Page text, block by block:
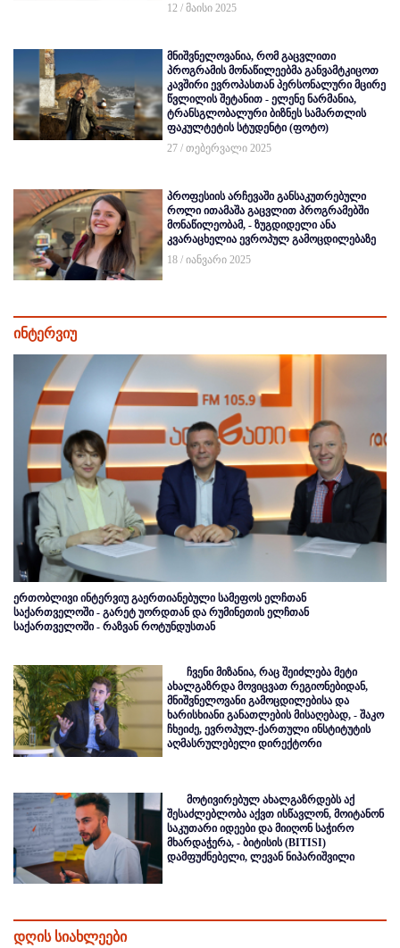
12 / მაისი 2025
მნიშვნელოვანია, რომ გაცვლითი
პროგრამის მონაწილეებმა განვამტკიცოთ
კავშირი ევროპასთან პერსონალური მცირე
წვლილის შეტანით - ელენე ნარმანია,
ტრანსგლობალური ბიზნეს სამართლის
ფაკულტეტის სტუდენტი (ფოტო)
27 / თებერვალი 2025
პროფესიის არჩევაში განსაკუთრებული
როლი ითამაშა გაცვლით პროგრამებში
მონაწილეობამ, - ზუგდიდელი ანა
კვარაცხელია ევროპულ გამოცდილებაზე
18 / იანვარი 2025
ინტერვიუ
ერთობლივი ინტერვიუ გაერთიანებული სამეფოს ელჩთან
საქართველოში - გარეტ უორდთან და რუმინეთის ელჩთან
საქართველოში - რაზვან როტუნდუსთან
ჩვენი მიზანია, რაც შეიძლება მეტი
ახალგაზრდა მოვიცვათ რეგიონებიდან,
მნიშვნელოვანი გამოცდილებისა და
ხარისხიანი განათლების მისაღებად, - შაკო
ჩხეიძე, ევროპულ-ქართული ინსტიტუტის
აღმასრულებელი დირექტორი
მოტივირებულ ახალგაზრდებს აქ
შესაძლებლობა აქვთ ისწავლონ, მოიტანონ
საკუთარი იდეები და მიიღონ საჭირო
მხარდაჭერა, - ბიტისის (BITISI)
დამფუძნებელი, ლევან ნიპარიშვილი
დღის სიახლეები